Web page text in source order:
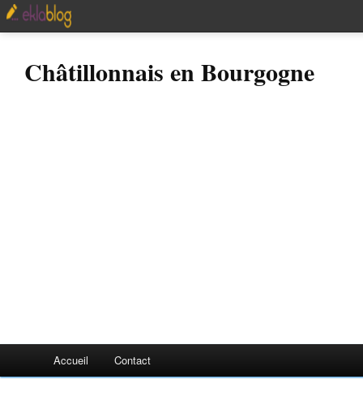
Châtillonnais en Bourgogne
Accueil Contact